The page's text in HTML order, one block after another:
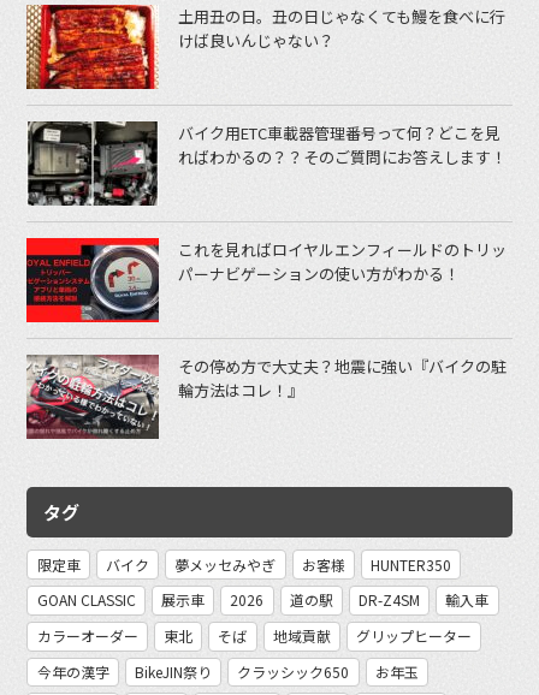
土用丑の日。丑の日じゃなくても鰻を食べに行
けば良いんじゃない？
バイク用ETC車載器管理番号って何？どこを見
ればわかるの？？そのご質問にお答えします！
これを見ればロイヤルエンフィールドのトリッ
パーナビゲーションの使い方がわかる！
その停め方で大丈夫？地震に強い『バイクの駐
輪方法はコレ！』
タグ
限定車 バイク 夢メッセみやぎ お客様
HUNTER350
GOAN CLASSIC
展示車 2026 道の駅 DR-Z4SM
輸入車
カラーオーダー
東北 そば 地域貢献
グリップヒーター
今年の漢字
BikeJIN祭り クラッシック650
お年玉